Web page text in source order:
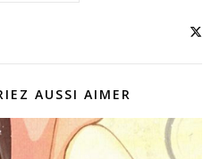
AUSSI AIMER